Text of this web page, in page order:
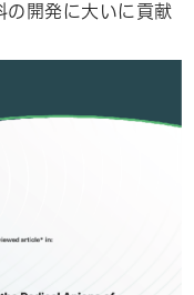
の開発に大いに貢献